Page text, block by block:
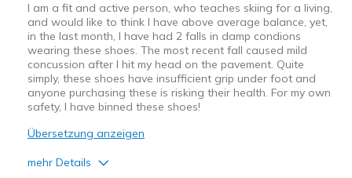
I am a fit and active person, who teaches skiing for a living,
and would like to think I have above average balance, yet,
in the last month, I have had 2 falls in damp condions
wearing these shoes. The most recent fall caused mild
concussion after I hit my head on the pavement. Quite
simply, these shoes have insufficient grip under foot and
anyone purchasing these is risking their health. For my own
safety, I have binned these shoes!
Übersetzung anzeigen
mehr Details